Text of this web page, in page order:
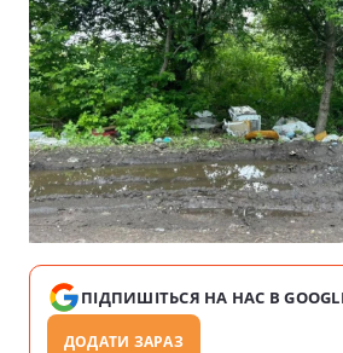
ПІДПИШІТЬСЯ НА НАС В
ДОДАТИ ЗАРАЗ